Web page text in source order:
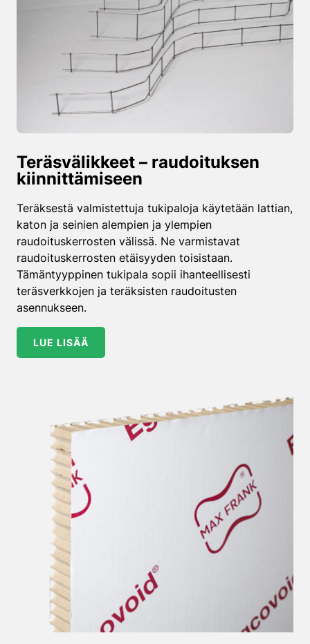
Teräsvälikkeet – raudoituksen
kiinnittämiseen
Teräksestä valmistettuja tukipaloja käytetään lattian,
katon ja seinien alempien ja ylempien
raudoituskerrosten välissä. Ne varmistavat
raudoituskerrosten etäisyyden toisistaan.
Tämäntyyppinen tukipala sopii ihanteellisesti
teräsverkkojen ja teräksisten raudoitusten
asennukseen.
LUE LISÄÄ